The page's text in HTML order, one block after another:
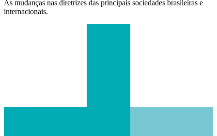
As mudanças nas diretrizes das principais sociedades brasileiras e
internacionais.